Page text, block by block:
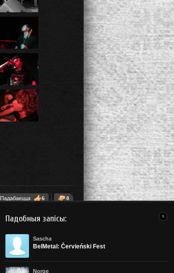
Падабаецца 6 0
x
Падобныя запісы:
Sascha
BelMetal: Červieński Fest
Norge